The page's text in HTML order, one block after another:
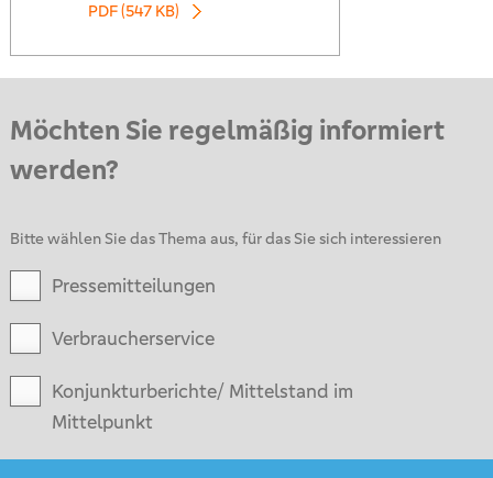
PDF (547 KB)
Möchten Sie regelmäßig informiert
werden?
Bitte wählen Sie das Thema aus, für das Sie sich interessieren
Pressemitteilungen
Verbraucherservice
Konjunkturberichte/ Mittelstand im
Mittelpunkt